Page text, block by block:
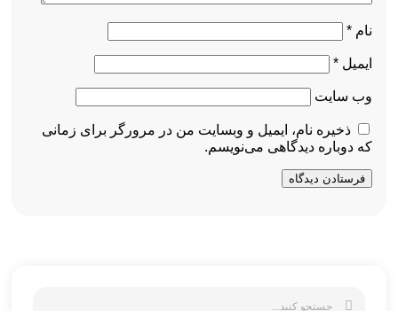
نام *
ایمیل *
وب‌ سایت
ذخیره نام، ایمیل و وبسایت من در مرورگر برای زمانی
که دوباره دیدگاهی می‌نویسم.